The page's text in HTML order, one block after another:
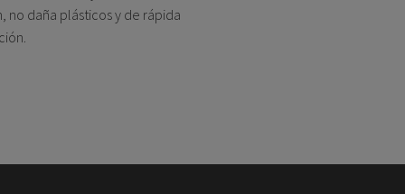
no daña plásticos y de rápida